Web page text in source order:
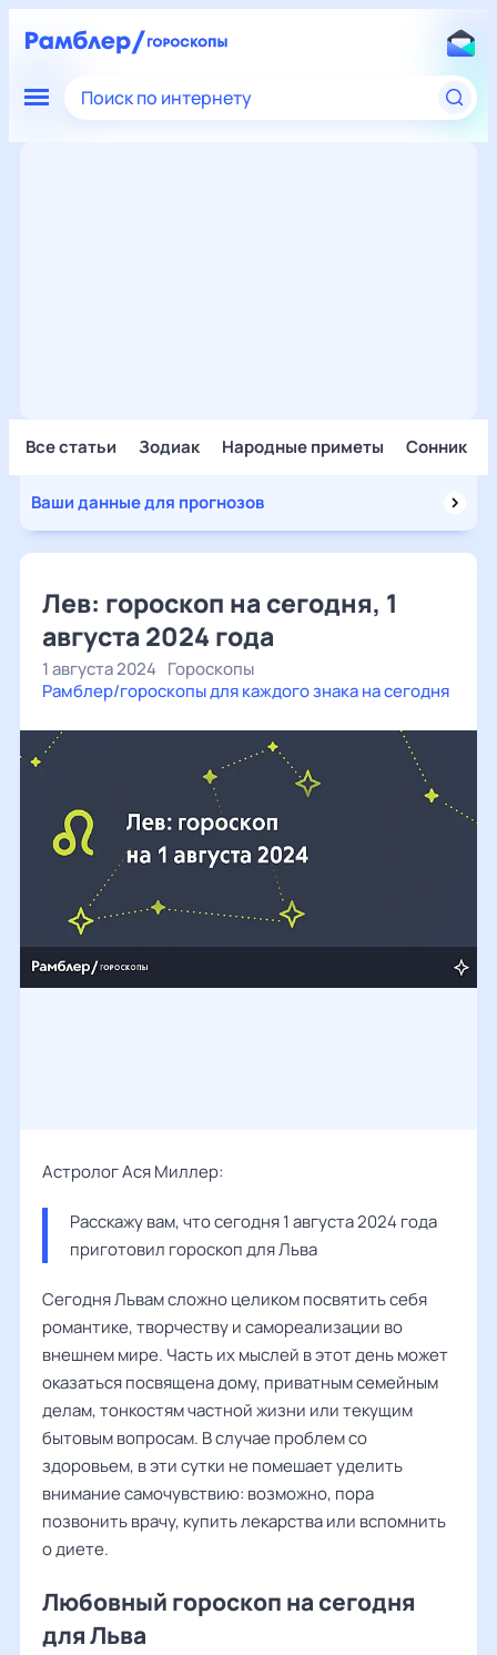
Поиск по интернету
Все статьи Зодиак Народные приметы Сонник
Ваши данные для прогнозов
Лев: гороскоп на сегодня, 1
августа 2024 года
1 августа 2024 Гороскопы
Рамблер/гороскопы для каждого знака на сегодня
Астролог Ася Миллер:
Расскажу вам, что сегодня 1 августа 2024 года
приготовил гороскоп для Льва
Сегодня Львам сложно целиком посвятить себя
романтике, творчеству и самореализации во
внешнем мире. Часть их мыслей в этот день может
оказаться посвящена дому, приватным семейным
делам, тонкостям частной жизни или текущим
бытовым вопросам. В случае проблем со
здоровьем, в эти сутки не помешает уделить
внимание самочувствию: возможно, пора
позвонить врачу, купить лекарства или вспомнить
о диете.
Любовный гороскоп на сегодня
для Льва